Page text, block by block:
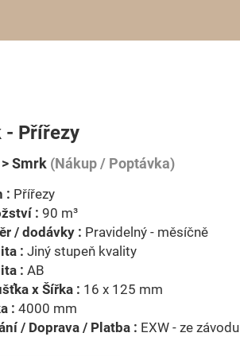
- Přířezy
Smrk (Nákup / Poptávka)
: Přířezy
: 90 m³
/ dodávky : Pravidelný - měsíčně
: Jiný stupeň kvality
: AB
x Šířka : 16 x 125 mm
: 4000 mm
/ Doprava / Platba : EXW - ze závodu